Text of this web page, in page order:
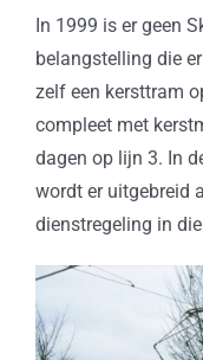
In 1999 is er geen
belangstelling die
zelf een kersttram
compleet met
dagen op lijn 3. In
wordt er uitgebreid
dienstregeling in